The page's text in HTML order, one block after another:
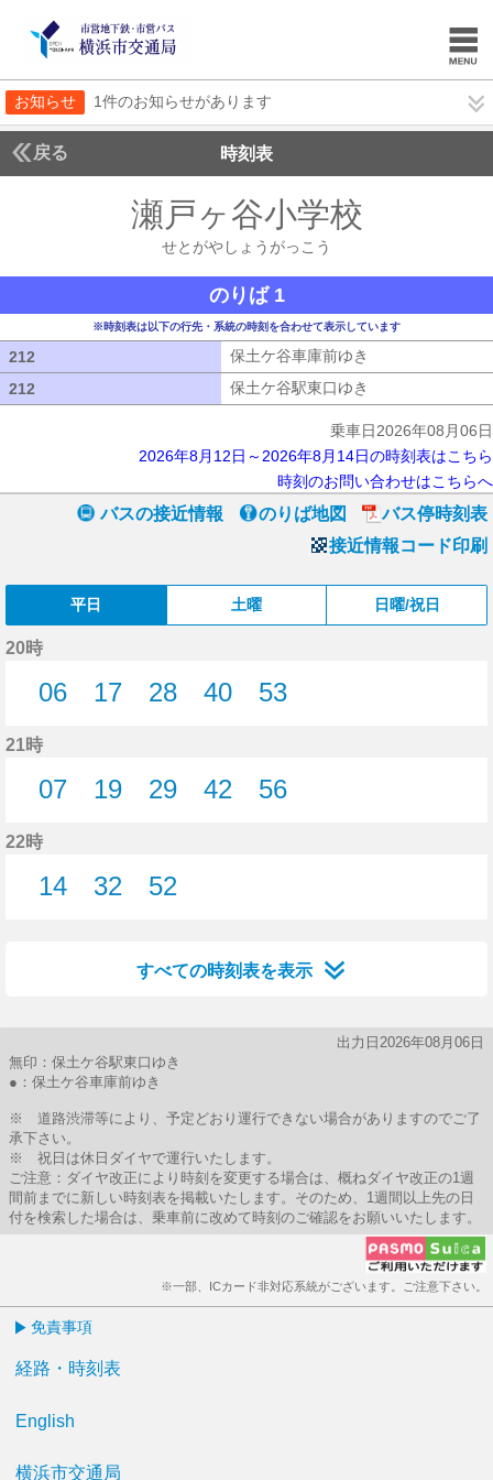
お知らせ 1件のお知らせがあります
戻る 時刻表
瀬戸ヶ谷小学校
せとがやしょうがっこう
のりば 1
※時刻表は以下の行先・系統の時刻を合わせて表示しています
212 保土ケ谷車庫前ゆき
212
保土ケ谷駅東口ゆき
乗車日2026年08月06日
2026年8月12日～2026年8月14日の時刻表はこちら
時刻のお問い合わせはこちらへ
バスの接近情報 のりば地図
バス停時刻表
接近情報コード印刷
平日 土曜 日曜/祝日
20時
06
17
28
40
53
21時
07
19
29
42
56
22時
14
32
52
すべての時刻表を表示
出力日2026年08月06日
無印：保土ケ谷駅東口ゆき
●：保土ケ谷車庫前ゆき
※ 道路渋滞等により、予定どおり運行できない場合がありますのでご了
承下さい。
※ 祝日は休日ダイヤで運行いたします。
ご注意：ダイヤ改正により時刻を変更する場合は、概ねダイヤ改正の1週
間前までに新しい時刻表を掲載いたします。そのため、1週間以上先の日
付を検索した場合は、乗車前に改めて時刻のご確認をお願いいたします。
※一部、ICカード非対応系統がございます。ご注意下さい。
免責事項
経路・時刻表
English
横浜市交通局